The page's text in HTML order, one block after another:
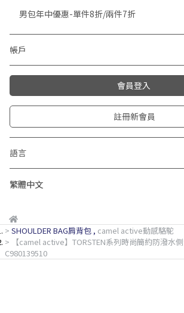
男包年中優惠-單件8折/兩件7折
帳戶
會員登入
註冊新會員
語言
繁體中文
SHOULDER BAG肩背包 , camel active動感駱駝
【camel active】TORSTEN系列時尚簡約防潑水
C980139510